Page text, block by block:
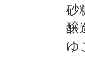
砂
醸造ア
ゆこう